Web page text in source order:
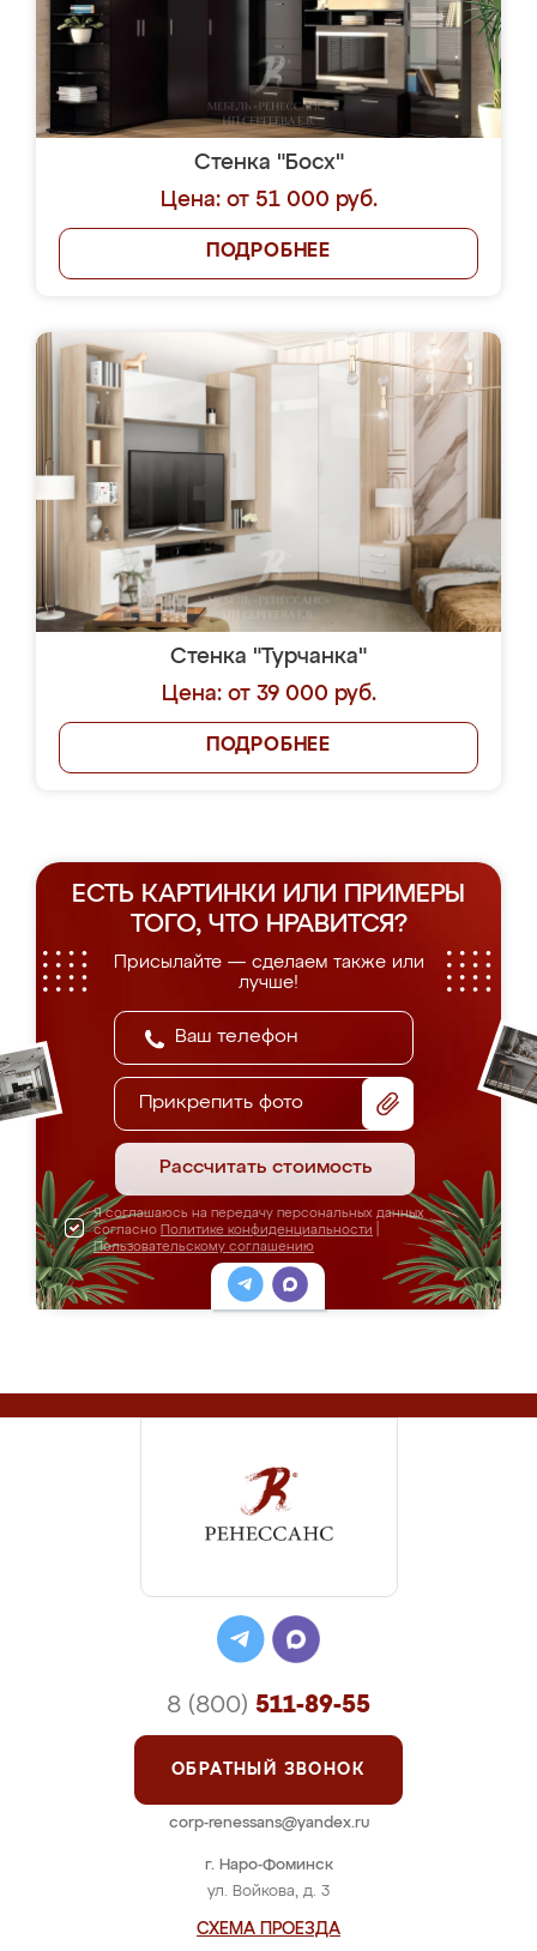
Стенка "Босх"
Цена: от 51 000 руб.
ПОДРОБНЕЕ
Стенка "Турчанка"
Цена: от 39 000 руб.
ПОДРОБНЕЕ
ЕСТЬ КАРТИНКИ ИЛИ ПРИМЕРЫ
ТОГО, ЧТО НРАВИТСЯ?
Присылайте — сделаем также или
лучше!
Прикрепить фото
Рассчитать стоимость
Я соглашаюсь на передачу персональных данных
согласно Политике конфиденциальности
Пользовательскому соглашению
г. Наро-Фоминск
ул. Войкова, д. 3
СХЕМА ПРОЕЗДА
8 (800) 511-89-55
ОБРАТНЫЙ ЗВОНОК
corp-renessans@yandex.ru